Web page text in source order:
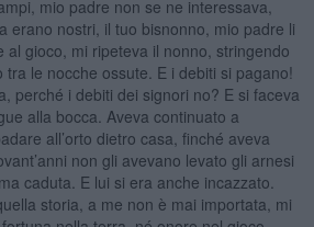
mio padre non se ne interessava,
erano nostri, il tuo bisnonno, mio padre li
al gioco, mi ripeteva il nonno, stringendo
le nocche ossute. E i debiti si pagano!
perché i debiti dei signori no? E si faceva
alla bocca. Aveva continuato a
all’orto dietro casa, finché aveva
non gli avevano levato gli arnesi
caduta. E lui si era anche incazzato.
storia, a me non è mai importata, mi